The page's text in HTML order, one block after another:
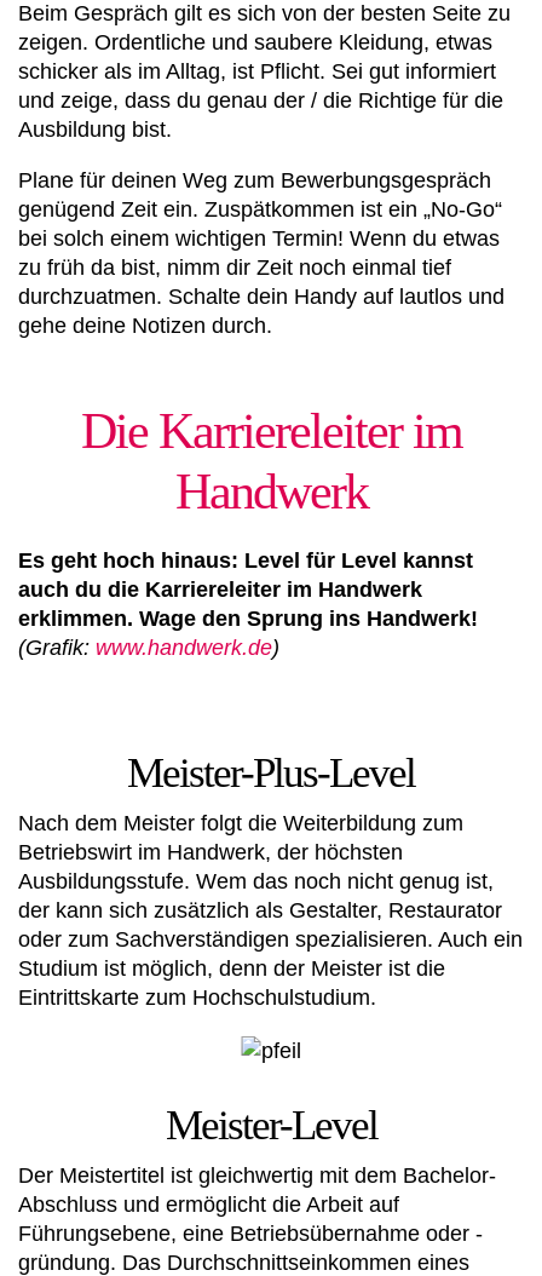
Beim Gespräch gilt es sich von der besten Seite zu
zeigen. Ordentliche und saubere Kleidung, etwas
schicker als im Alltag, ist Pflicht. Sei gut informiert
und zeige, dass du genau der / die Richtige für die
Ausbildung bist.
Plane für deinen Weg zum Bewerbungsgespräch
genügend Zeit ein. Zuspätkommen ist ein „No-Go“
bei solch einem wichtigen Termin! Wenn du etwas
zu früh da bist, nimm dir Zeit noch einmal tief
durchzuatmen. Schalte dein Handy auf lautlos und
gehe deine Notizen durch.
Die Karriereleiter im
Handwerk
Es geht hoch hinaus: Level für Level kannst
auch du die Karriereleiter im Handwerk
erklimmen. Wage den Sprung ins Handwerk!
(Grafik: www.handwerk.de)
Meister-Plus-Level
Nach dem Meister folgt die Weiterbildung zum
Betriebswirt im Handwerk, der höchsten
Ausbildungsstufe. Wem das noch nicht genug ist,
der kann sich zusätzlich als Gestalter, Restaurator
oder zum Sachverständigen spezialisieren. Auch ein
Studium ist möglich, denn der Meister ist die
Eintrittskarte zum Hochschulstudium.
Meister-Level
Der Meistertitel ist gleichwertig mit dem Bachelor-
Abschluss und ermöglicht die Arbeit auf
Führungsebene, eine Betriebsübernahme oder -
gründung. Das Durchschnittseinkommen eines